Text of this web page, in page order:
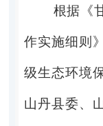
根据《
作实施细则
级生态环境
山丹县委、